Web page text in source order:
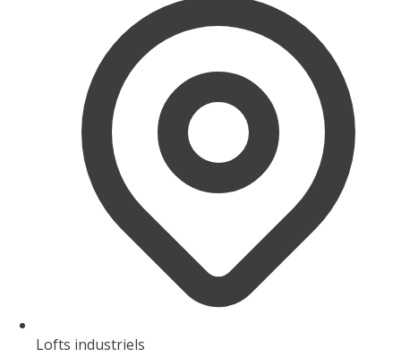
Lofts industriels